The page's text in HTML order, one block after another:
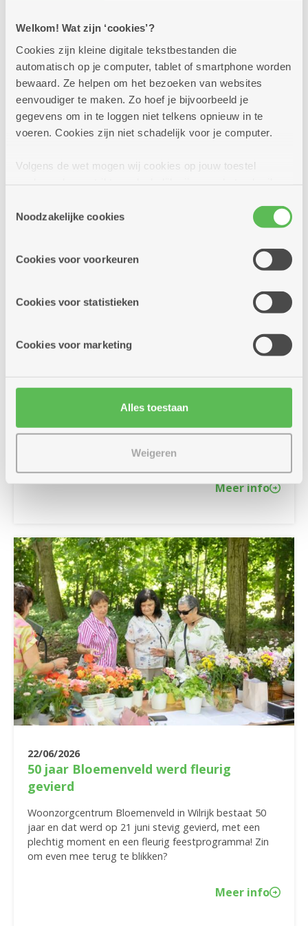
Welkom! Wat zijn ‘cookies’?
Cookies zijn kleine digitale tekstbestanden die
automatisch op je computer, tablet of smartphone worden
bewaard. Ze helpen om het bezoeken van websites
eenvoudiger te maken. Zo hoef je bijvoorbeeld je
gegevens om in te loggen niet telkens opnieuw in te
voeren. Cookies zijn niet schadelijk voor je computer.
Volgens de wet mogen wij cookies op jouw toestel
cookies hebben we jouw toestemming nodig. Sommige
cookies worden geplaatst door derde partijen die een
informatie over jouw (geanonimiseerd) gebruik van onze
partners kunnen deze gegevens combineren met andere
Noodzakelijke cookies
Cookies voor voorkeuren
Cookies voor statistieken
Cookies voor marketing
Alles toestaan
Weigeren
kaart. Kom je proeven? Op heel wat locaties kan dat
trouwens in een sfeervolle zomerbar!
Meer info
24/06/2026
fotozoektocht
Doe mee met onze zomerse fiets- en fotozoektocht.
juiste foto's. Fietsfun verzekerd, en wie weet win je
Meer info
22/06/2026
50 jaar Bloemenveld werd fleurig
gevierd
Woonzorgcentrum Bloemenveld in Wilrijk bestaat 50
jaar en dat werd op 21 juni stevig gevierd, met een
plechtig moment en een fleurig feestprogramma! Zin
om even mee terug te blikken?
Meer info